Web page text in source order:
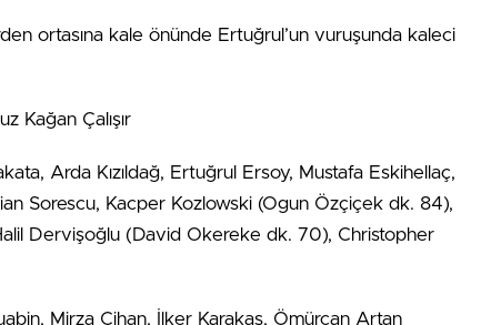
ortasına kale önünde Ertuğrul’un vuruşunda kaleci
Kağan Çalışır
Arda Kızıldağ, Ertuğrul Ersoy, Mustafa Eskihellaç,
Sorescu, Kacper Kozlowski (Ogun Özçiçek dk. 84),
Dervişoğlu (David Okereke dk. 70), Christopher
Mirza Cihan, İlker Karakaş, Ömürcan Artan